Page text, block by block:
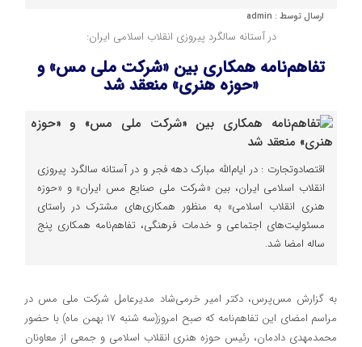
ارسال توسط : admin
در آستانه سالگرد پیروزی انقلاب اسلامی ایران:
تفاهم‌نامه همکاری بین «شرکت ملی مس» و
«حوزه هنری» منعقد شد
اقتصادوتجارت : در ایام‌الله مبارک دهه فجر و در آستانه سالگرد پیروزی
انقلاب اسلامی ایران، بین «شرکت ملی صنایع مس ایران» و «حوزه
هنری انقلاب اسلامی» به منظور همکاری‌های مشترک در راستای
مسئولیت‌های اجتماعی و خدمات فرهنگی، تفاهم‌نامه همکاری پنج
ساله امضا شد.
به گزارش مس‌پرس، دکتر امیر خرمی‌شاد مدیرعامل شرکت ملی مس در
مراسم امضای این تفاهم‌نامه که صبح امروز(سه شنبه 17 بهمن ماه) با حضور
محمدمهدی دادمان، رئیس حوزه هنری انقلاب اسلامی و جمعی از معاونان